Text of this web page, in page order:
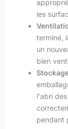
les
terminé,
un
bien
l'abri
pendant